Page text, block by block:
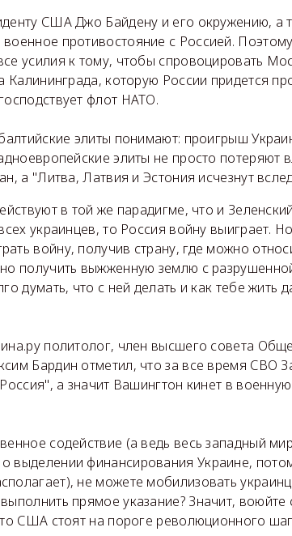
США Джо Байдену и его окружению, а
противостояние с Россией.
усилия к тому, чтобы спровоцировать
Калининграда, которую России придется
флот НАТО.
элиты понимают: проигрыш
элиты не просто потеряют
а "Литва, Латвия и Эстония исчезнут
в той же парадигме, что и
украинцев, то Россия войну выиграет.
войну, получив страну, где можно
получить выжженную землю с
думать, что с ней делать и как тебе жить
политолог, член высшего совета
Бардин отметил, что за все время СВО
а значит Вашингтон кинет в
содействие (а ведь весь западный
выделении финансирования Украине,
не можете мобилизовать
прямое указание? Значит, воюйте
США стоят на пороге революционного